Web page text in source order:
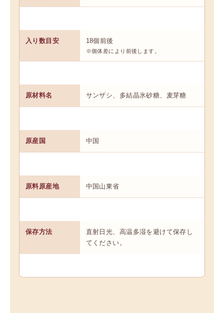
入り数目安 18個前後
※個体差により前後します。
原材料名 サンザシ、多結晶氷砂糖、麦芽糖
原産国 中国
原料原産地 中国山東省
保存方法
直射日光、高温多湿を避けて保存し
てください。